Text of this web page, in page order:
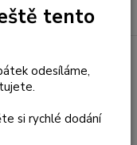
Hledat
DS4
tento
odesíláme,
si rychlé dodání